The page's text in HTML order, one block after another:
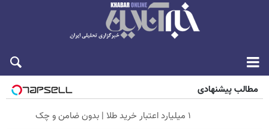
شنبه ۱۷ مرداد ۱۴۰۵
مطالب پیشنهادی
۱ میلیارد اعتبار خرید طلا | بدون ضامن و چک